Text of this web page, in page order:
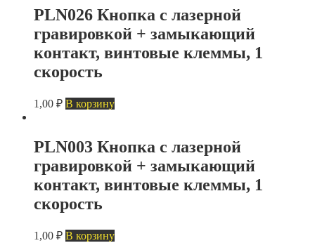
PLN026 Кнопка с лазерной
гравировкой + замыкающий
контакт, винтовые клеммы, 1
скорость
1,00 ₽ В корзину
PLN003 Кнопка с лазерной
гравировкой + замыкающий
контакт, винтовые клеммы, 1
скорость
1,00 ₽ В корзину